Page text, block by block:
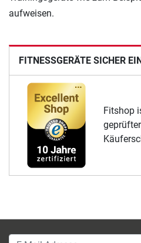
FITNESSGERÄTE SICHER
Fitshop
aufweisen.
E-Mail-Adresse